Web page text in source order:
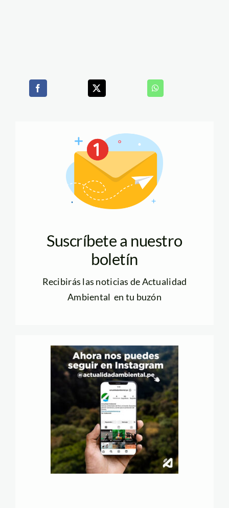
Suscríbete a nuestro
boletín
Recibirás las noticias de Actualidad
Ambiental en tu buzón